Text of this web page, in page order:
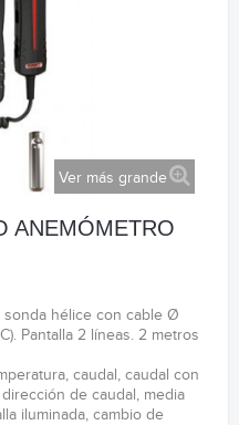
Ver más grande
ANEMÓMETRO
sonda hélice con cable Ø
Pantalla 2 líneas. 2 metros
caudal, caudal con
de caudal, media
iluminada, cambio de